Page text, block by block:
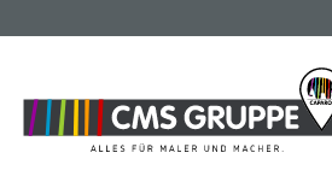
springen
springen